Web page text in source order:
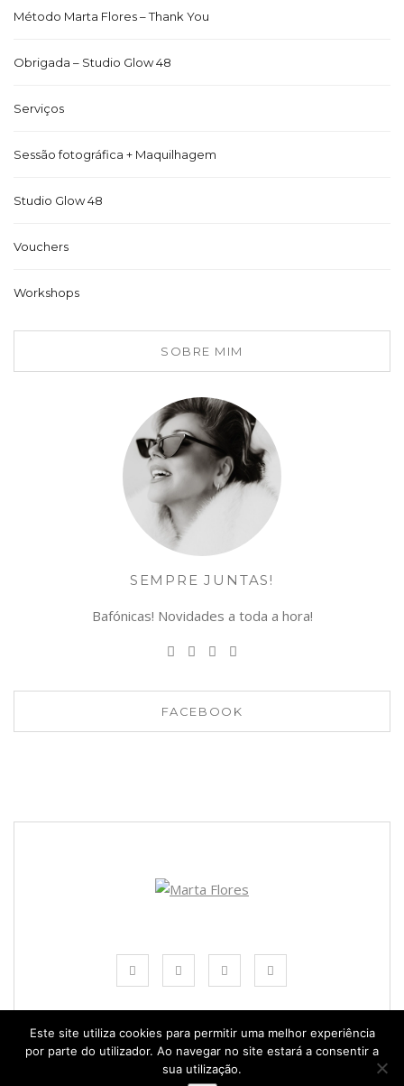
Método Marta Flores – Thank You
Obrigada – Studio Glow 48
Serviços
Sessão fotográfica + Maquilhagem
Studio Glow 48
Vouchers
Workshops
SOBRE MIM
SEMPRE JUNTAS!
Bafónicas! Novidades a toda a hora!
FACEBOOK
© COPYRIGHT MARTA FLORES 2024
Este site utiliza cookies para permitir uma melhor experiência
por parte do utilizador. Ao navegar no site estará a consentir a
sua utilização.